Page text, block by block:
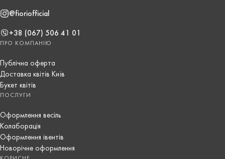
@fioriofficial
+38 (067) 506 41 01
ПРО КОМПАНІЮ
Публічна оферта
Доставка квітів Київ
Букет квітів
ПОСЛУГИ
Оформлення весіль
Колаборація
Оформлення івентів
Новорічне оформлення